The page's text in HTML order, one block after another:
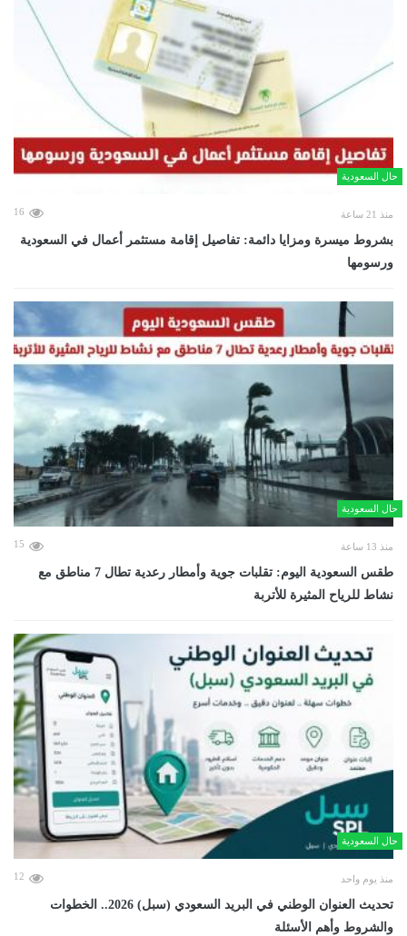
حال السعودية
منذ 21 ساعة 16
بشروط ميسرة ومزايا دائمة: تفاصيل إقامة مستثمر أعمال في السعودية
ورسومها
حال السعودية
منذ 13 ساعة 15
طقس السعودية اليوم: تقلبات جوية وأمطار رعدية تطال 7 مناطق مع
نشاط للرياح المثيرة للأتربة
حال السعودية
منذ يوم واحد 12
تحديث العنوان الوطني في البريد السعودي (سبل) 2026.. الخطوات
والشروط وأهم الأسئلة